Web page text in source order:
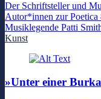
Der Schriftsteller und
Autor*innen zur
Musiklegende Patti
Kunst
»Unter einer